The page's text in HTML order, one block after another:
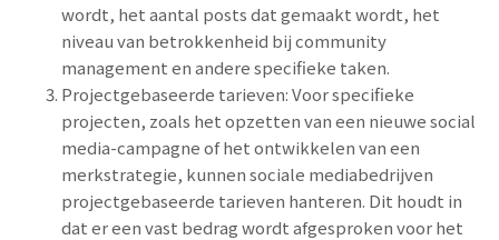
wordt, het aantal posts dat gemaakt wordt, het
niveau van betrokkenheid bij community
management en andere specifieke taken.
Projectgebaseerde tarieven: Voor specifieke
projecten, zoals het opzetten van een nieuwe social
media-campagne of het ontwikkelen van een
merkstrategie, kunnen sociale mediabedrijven
projectgebaseerde tarieven hanteren. Dit houdt in
dat er een vast bedrag wordt afgesproken voor het